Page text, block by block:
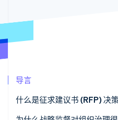
导言
什么是征求建议书 (RFP) 决